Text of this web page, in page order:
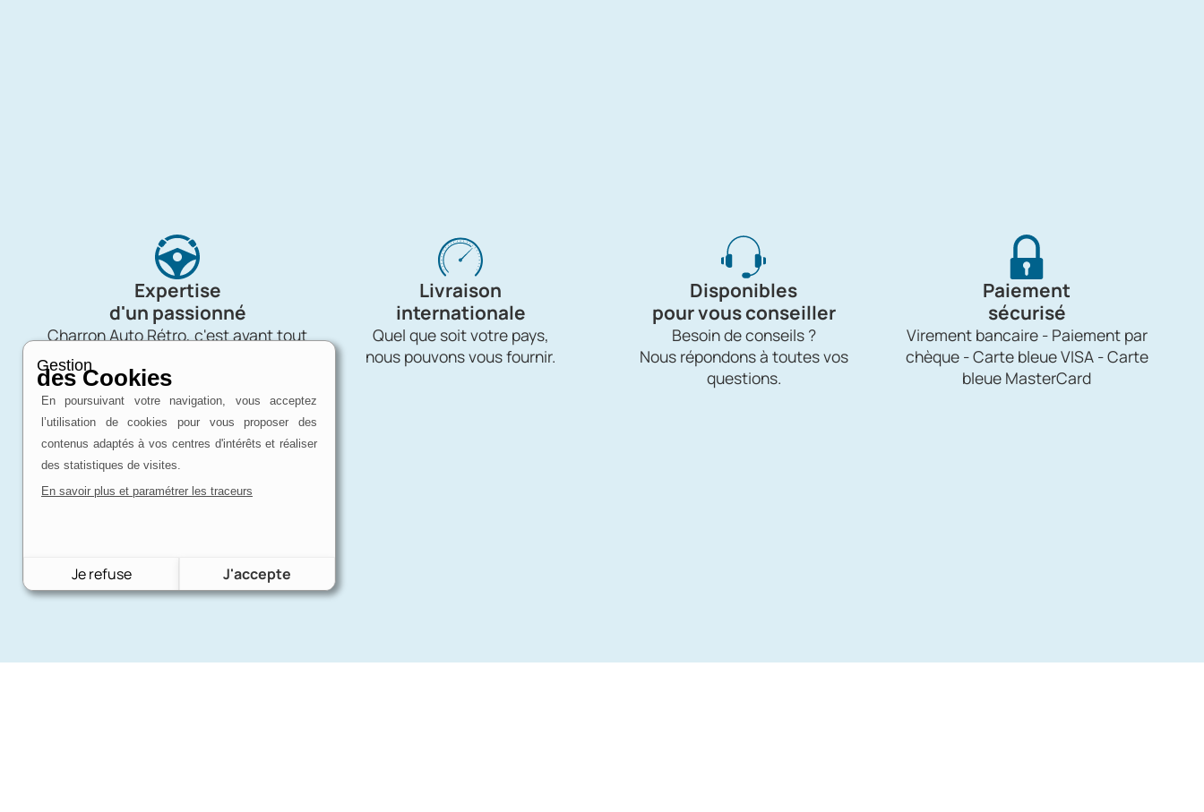
Expertise
d'un passionné
Charron Auto Rétro, c'est avant tout
Livraison
internationale
Quel que soit votre pays,
nous pouvons vous fournir.
Disponibles
pour vous conseiller
Besoin de conseils ?
Nous répondons à toutes vos
questions.
Paiement
sécurisé
Virement bancaire - Paiement par
chèque - Carte bleue VISA - Carte
bleue MasterCard
Gestion
des Cookies
En poursuivant votre navigation, vous acceptez
l’utilisation de cookies pour vous proposer des
contenus adaptés à vos centres d'intérêts et réaliser
des statistiques de visites.
En savoir plus et paramétrer les traceurs
Je refuse J'accepte